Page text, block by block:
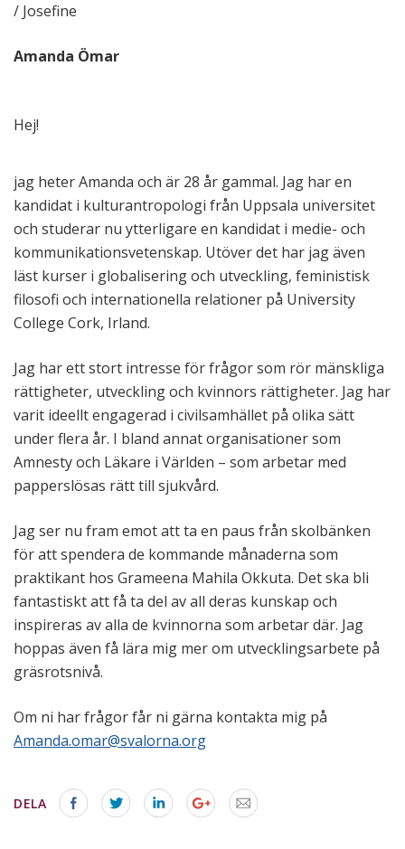
/ Josefine
Amanda Ömar
Hej!
jag heter Amanda och är 28 år gammal. Jag har en
kandidat i kulturantropologi från Uppsala universitet
och studerar nu ytterligare en kandidat i medie- och
kommunikationsvetenskap. Utöver det har jag även
läst kurser i globalisering och utveckling, feministisk
filosofi och internationella relationer på University
College Cork, Irland.
Jag har ett stort intresse för frågor som rör mänskliga
rättigheter, utveckling och kvinnors rättigheter. Jag har
varit ideellt engagerad i civilsamhället på olika sätt
under flera år. I bland annat organisationer som
Amnesty och Läkare i Världen – som arbetar med
papperslösas rätt till sjukvård.
Jag ser nu fram emot att ta en paus från skolbänken
för att spendera de kommande månaderna som
praktikant hos Grameena Mahila Okkuta. Det ska bli
fantastiskt att få ta del av all deras kunskap och
inspireras av alla de kvinnorna som arbetar där. Jag
hoppas även få lära mig mer om utvecklingsarbete på
gräsrotsnivå.
Om ni har frågor får ni gärna kontakta mig på
Amanda.omar@svalorna.org
DELA